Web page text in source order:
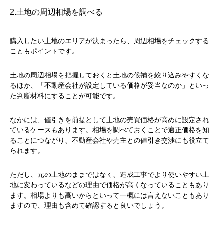
2.土地の周辺相場を調べる
購入したい土地のエリアが決まったら、周辺相場をチェックする
こともポイントです。
土地の周辺相場を把握しておくと土地の候補を絞り込みやすくな
るほか、「不動産会社が設定している価格が妥当なのか」といっ
た判断材料にすることが可能です。
なかには、値引きを前提として土地の売買価格が高めに設定され
ているケースもあります。相場を調べておくことで適正価格を知
ることにつながり、不動産会社や売主との値引き交渉にも役立て
られます。
ただし、元の土地のままではなく、造成工事でより使いやすい土
地に変わっているなどの理由で価格が高くなっていることもあり
ます。相場よりも高いからといって一概には言えないこともあり
ますので、理由も含めて確認すると良いでしょう。